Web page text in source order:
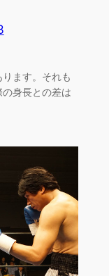
ます。それも
身長との差は